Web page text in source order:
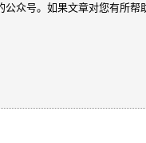
众号。如果文章对您有所